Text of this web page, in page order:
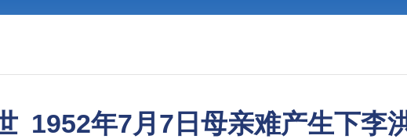
1952年7月7日母亲难产生下李